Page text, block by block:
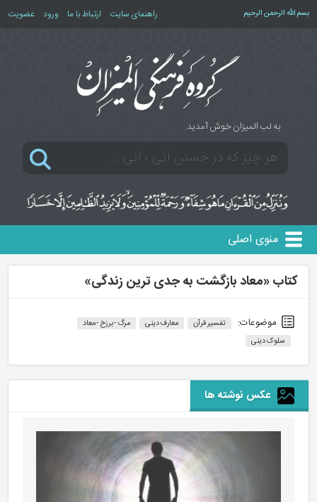
بسم الله الرحمن الرحیم راهنمای سایت ارتباط با ما ورود عضویت
به لب المیزان خوش آمدید.
منوی اصلی
کتاب «معاد بازگشت به جدی ترین زندگی»
موضوعات: تفسیر قرآن معارف دینی
مرگ - برزخ - معاد
سلوک دینی
عکس نوشته ها